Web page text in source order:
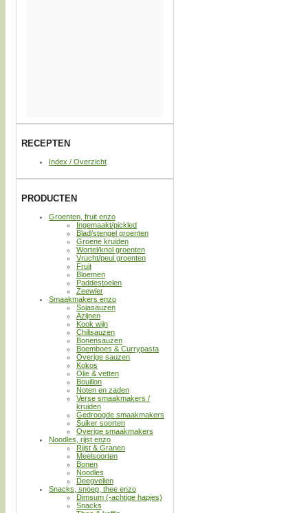
RECEPTEN
Index / Overzicht
PRODUCTEN
Groenten, fruit enzo
Ingemaakt/pickled
Blad/stengel groenten
Groene kruiden
Wortel/knol groenten
Vrucht/peul groenten
Fruit
Bloemen
Paddestoelen
Zeewier
Smaakmakers enzo
Sojasauzen
Azijnen
Kook wijn
Chilisauzen
Bonensauzen
Boemboes & Currypasta
Overige sauzen
Kokos
Olie & vetten
Bouillon
Noten en zaden
Verse smaakmakers /
kruiden
Gedroogde smaakmakers
Suiker soorten
Overige smaakmakers
Noodles, rijst enzo
Rijst & Granen
Meelsoorten
Bonen
Noodles
Deegvellen
Snacks, snoep, thee enzo
Dimsum (-achtige hapjes)
Snacks